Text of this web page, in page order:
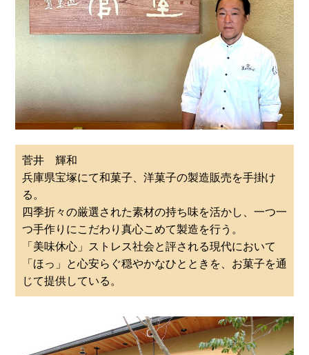
菅井 輝和
兵庫県宝塚にて和菓子、洋菓子の製造販売を手掛け
る。
四季折々の厳選された素材の持ち味を活かし、一つ一
つ手作りにこだわり真心こめて製造を行う。
「美味休心」ストレス社会と評される現代において
「ほっ」と心安らぐ穏やかなひとときを、お菓子を通
じて提供している。